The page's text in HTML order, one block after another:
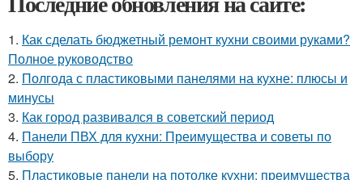
1. Как сделать бюджетный ремонт кухни своими руками?
Полное руководство
2. Полгода с пластиковыми панелями на кухне: плюсы и
минусы
3. Как город развивался в советский период
4. Панели ПВХ для кухни: Преимущества и советы по
выбору
5. Пластиковые панели на потолке кухни: преимущества